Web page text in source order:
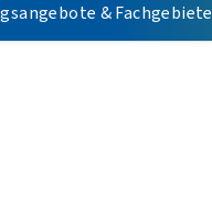
& Fachgebiete